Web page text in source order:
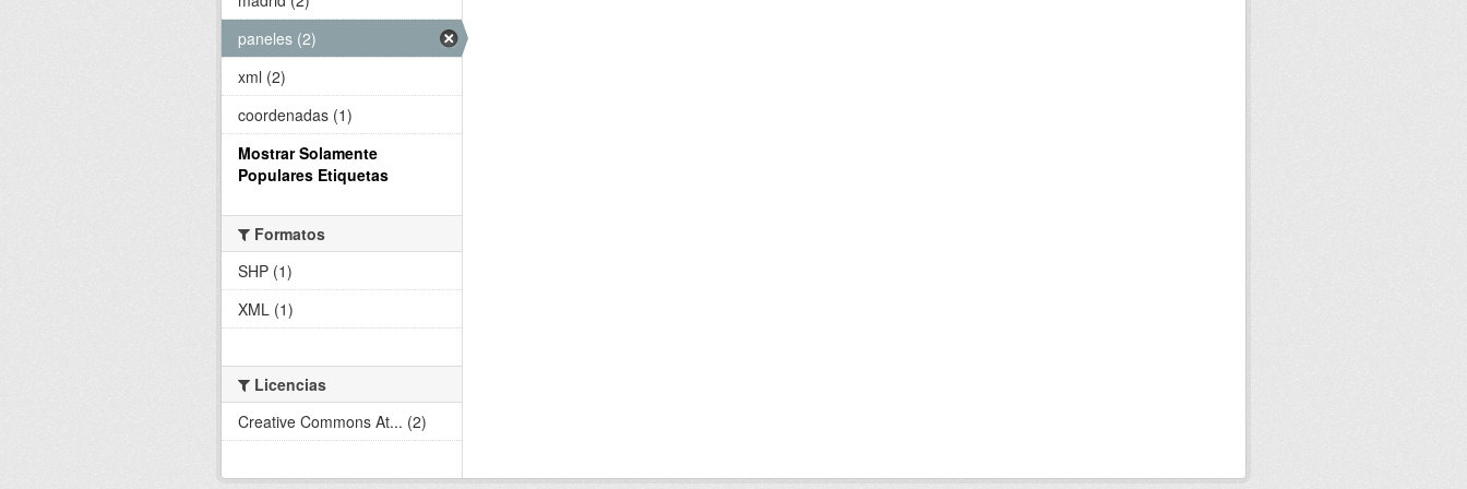
paneles (2)
xml (2)
coordenadas (1)
Mostrar Solamente
Populares Etiquetas
Formatos
SHP (1)
XML (1)
Licencias
Creative Commons At... (2)